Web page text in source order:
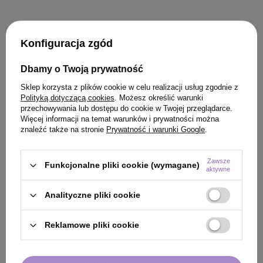
KLIENCI, KTÓRZY KUPILI TEN
PRODUKT KUPILI TAKŻE
Konfiguracja zgód
Dbamy o Twoją prywatność
Sklep korzysta z plików cookie w celu realizacji usług zgodnie z
Polityką dotyczącą cookies. Możesz określić warunki
przechowywania lub dostępu do cookie w Twojej przeglądarce.
Więcej informacji na temat warunków i prywatności można
znaleźć także na stronie Prywatność i warunki Google.
Funkcjonalne pliki cookie (wymagane)
Zawsze
aktywne
Analityczne pliki cookie
Reklamowe pliki cookie